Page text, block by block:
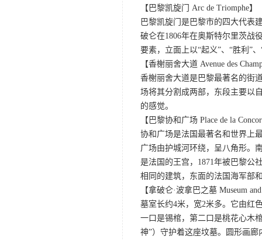
【巴黎凯旋门 Arc de Triomphe】
巴黎凯旋门是巴黎市的四大代表
破仑在1806年在奥斯特尔里茨战
要素，立面上以“起义”、“胜利”
【香榭丽舍大道 Avenue des
香榭丽舍大道是巴黎最著名的街
场将其分割成两部，东段主要以
的感觉。
【巴黎协和广场 Place de la
协和广场是法国最著名和世界上
广场由护城河环绕，呈八角形。
是法国的王宫，1871年被巴黎公
相同的建筑，东面的法国海军部
【拿破仑·波拿巴之墓 Museum
墓室长约4米，宽2米多。它由红
一口是锡棺，第二口是桃花心木
神”）守护着这座坟墓。圆形画